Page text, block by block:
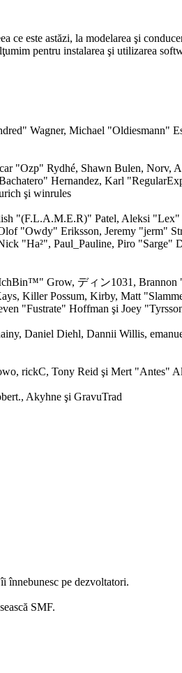
ce este astăzi, la modelarea şi
pentru instalarea şi utilizarea
Wagner, Michael "Oldiesmann"
"Ozp" Rydhé, Shawn Bulen,
Hernandez, Karl
şi winrules
"(F.L.A.M.E.R)" Patel, Aleksi
"Owdy" Eriksson, Jeremy
Paul_Pauline, Piro "Sarge"
Grow, ディン1031,
Killer Possum, Kirby, Matt
"Fustrate" Hoffman şi Joey
Daniel Diehl, Dannii Willis,
rickC, Tony Reid şi Mert "Antes"
Akyhne şi GravuTrad
înnebunesc pe dezvoltatori.
SMF.